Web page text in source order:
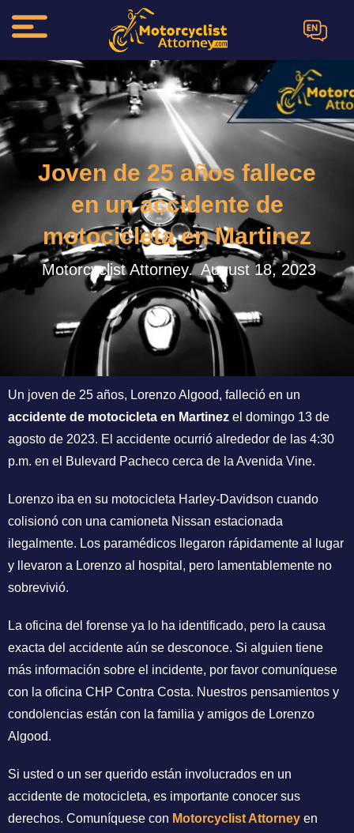
EN
Joven de 25 años fallece
en un accidente de
motocicleta en Martinez
Motorcyclist Attorney. August 18, 2023
Un joven de 25 años, Lorenzo Algood, falleció en un
accidente de motocicleta en Martinez el domingo 13 de
agosto de 2023. El accidente ocurrió alrededor de las 4:30
p.m. en el Bulevard Pacheco cerca de la Avenida Vine.
Lorenzo iba en su motocicleta Harley-Davidson cuando
colisionó con una camioneta Nissan estacionada
ilegalmente. Los paramédicos llegaron rápidamente al lugar
y llevaron a Lorenzo al hospital, pero lamentablemente no
sobrevivió.
La oficina del forense ya lo ha identificado, pero la causa
exacta del accidente aún se desconoce. Si alguien tiene
más información sobre el incidente, por favor comuníquese
con la oficina CHP Contra Costa. Nuestros pensamientos y
condolencias están con la familia y amigos de Lorenzo
Algood.
Si usted o un ser querido están involucrados en un
accidente de motocicleta, es importante conocer sus
derechos. Comuníquese con Motorcyclist Attorney en